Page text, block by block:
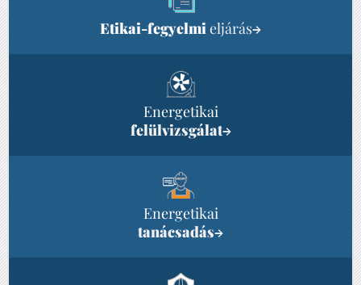
Etikai-fegyelmieljárás→
Energetikai
felülvizsgálat→
Energetikai
tanácsadás→